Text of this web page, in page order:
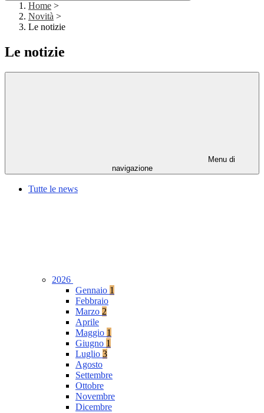
Home >
Novità >
Le notizie
Le notizie
Menu di
navigazione
Tutte le news
2026
Gennaio 1
Febbraio
Marzo 2
Aprile
Maggio 1
Giugno 1
Luglio 3
Agosto
Settembre
Ottobre
Novembre
Dicembre